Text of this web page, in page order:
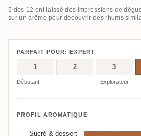
5 des 12 ont laissé des impressions de
sur un arôme pour découvrir des rhums
PARFAIT POUR: EXPERT
1 2 3
Débutant Explorateur
PROFIL AROMATIQUE
Sucré & dessert